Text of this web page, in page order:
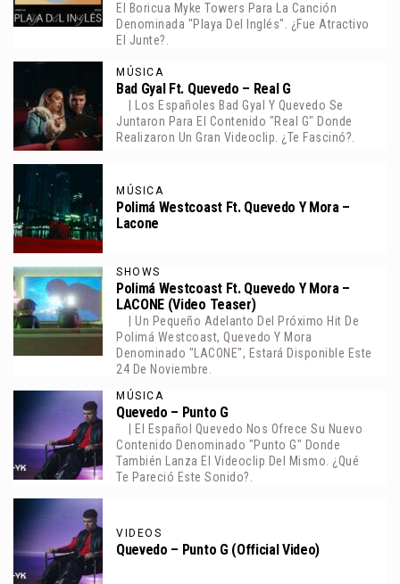
El Boricua Myke Towers Para La Canción
Denominada "Playa Del Inglés". ¿Fue Atractivo
El Junte?.
MÚSICA
Bad Gyal Ft. Quevedo – Real G
| Los Españoles Bad Gyal Y Quevedo Se
Juntaron Para El Contenido "Real G" Donde
Realizaron Un Gran Videoclip. ¿Te Fascinó?.
MÚSICA
Polimá Westcoast Ft. Quevedo Y Mora –
Lacone
SHOWS
Polimá Westcoast Ft. Quevedo Y Mora –
LACONE (Video Teaser)
| Un Pequeño Adelanto Del Próximo Hit De
Polimá Westcoast, Quevedo Y Mora
Denominado "LACONE", Estará Disponible Este
24 De Noviembre.
MÚSICA
Quevedo – Punto G
| El Español Quevedo Nos Ofrece Su Nuevo
Contenido Denominado "Punto G" Donde
También Lanza El Videoclip Del Mismo. ¿Qué
Te Pareció Este Sonido?.
VIDEOS
Quevedo – Punto G (Official Video)